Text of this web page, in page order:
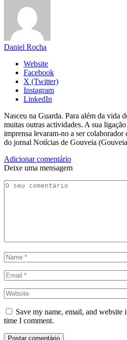
Daniel Rocha
Website
Facebook
X (Twitter)
Instagram
LinkedIn
Nasceu na Guarda. Para além da vida
muitas outras actividades. A sua
imprensa levaram-no a ser
do jornal Notícias de Gouveia
Adicionar comentário
Deixe uma mensagem
Save my name, email, and
time I comment.